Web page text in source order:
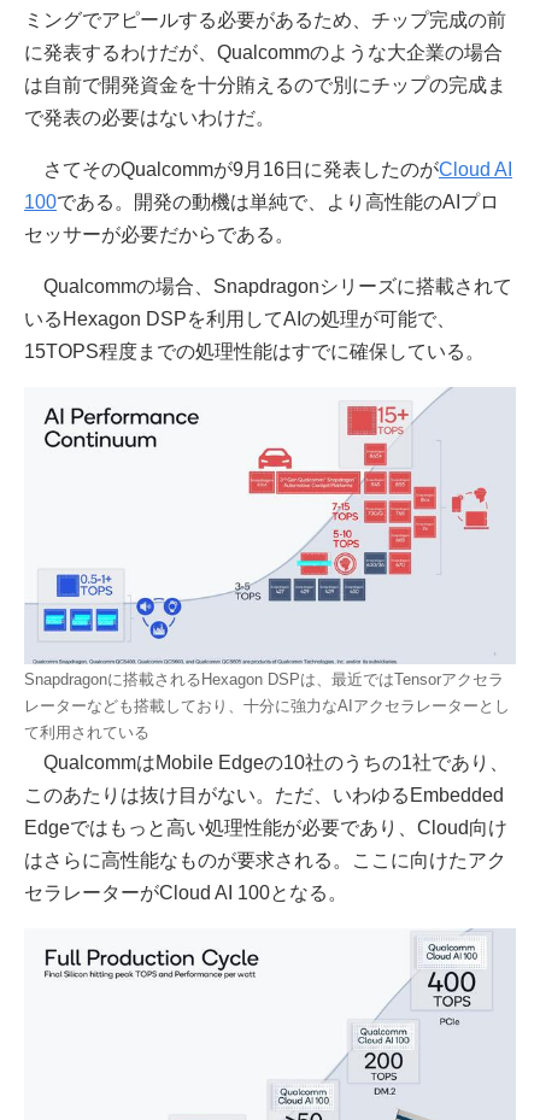
ミングでアピールする必要があるため、チップ完成の前
に発表するわけだが、Qualcommのような大企業の場合
は自前で開発資金を十分賄えるので別にチップの完成ま
で発表の必要はないわけだ。
さてそのQualcommが9月16日に発表したのがCloud AI
100である。開発の動機は単純で、より高性能のAIプロ
セッサーが必要だからである。
Qualcommの場合、Snapdragonシリーズに搭載されて
いるHexagon DSPを利用してAIの処理が可能で、
15TOPS程度までの処理性能はすでに確保している。
Snapdragonに搭載されるHexagon DSPは、最近ではTensorアクセラ
レーターなども搭載しており、十分に強力なAIアクセラレーターとし
て利用されている
QualcommはMobile Edgeの10社のうちの1社であり、
このあたりは抜け目がない。ただ、いわゆるEmbedded
Edgeではもっと高い処理性能が必要であり、Cloud向け
はさらに高性能なものが要求される。ここに向けたアク
セラレーターがCloud AI 100となる。